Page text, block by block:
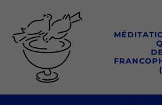
contenu